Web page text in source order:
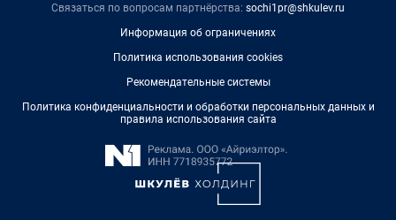
Связаться по вопросам партнёрства: sochi1pr@shkulev.ru
Информация об ограничениях
Политика использования cookies
Рекомендательные системы
Политика конфиденциальности и обработки персональных данных и
правила использования сайта